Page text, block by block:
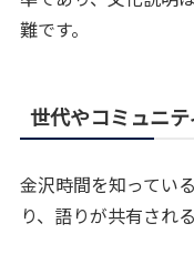
難です。
世代やコミュニ
金沢時間を知ってい
り、語りが共有され